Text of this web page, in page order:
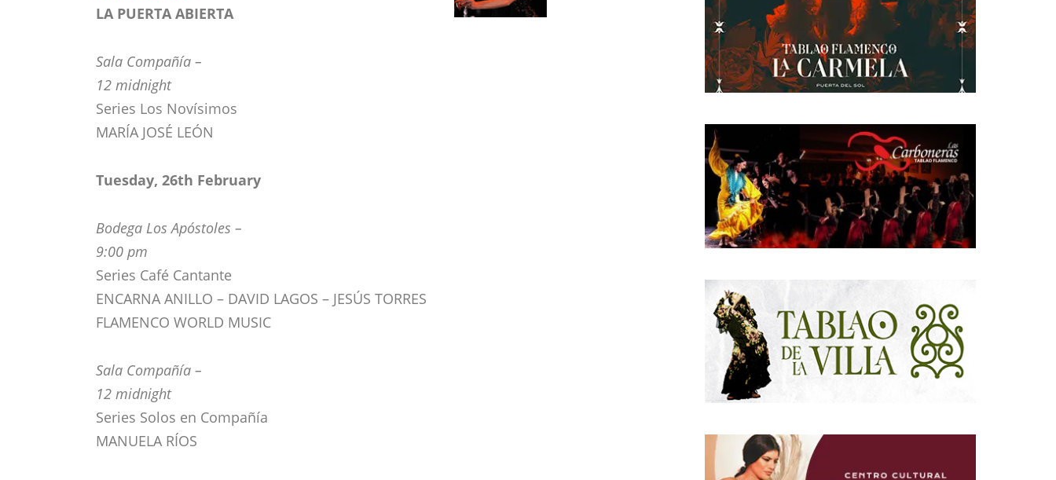
LA PUERTA ABIERTA
Sala Compañía –
12 midnight
Series Los Novísimos
MARÍA JOSÉ LEÓN
Tuesday, 26th February
Bodega Los Apóstoles –
9:00 pm
Series Café Cantante
ENCARNA ANILLO – DAVID LAGOS – JESÚS TORRES
FLAMENCO WORLD MUSIC
Sala Compañía –
12 midnight
Series Solos en Compañía
MANUELA RÍOS